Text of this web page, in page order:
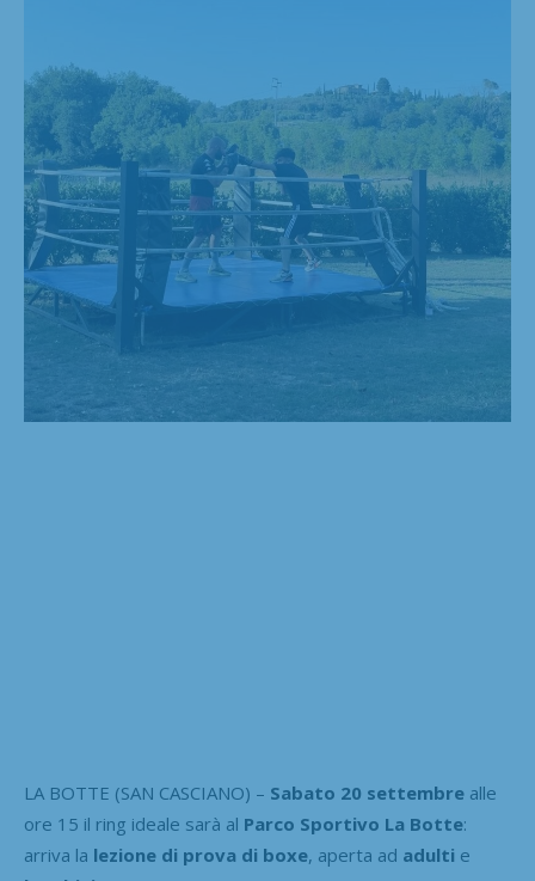
LA BOTTE (SAN CASCIANO) – Sabato 20 settembre alle
ore 15 il ring ideale sarà al Parco Sportivo La Botte:
arriva la lezione di prova di boxe, aperta ad adulti e